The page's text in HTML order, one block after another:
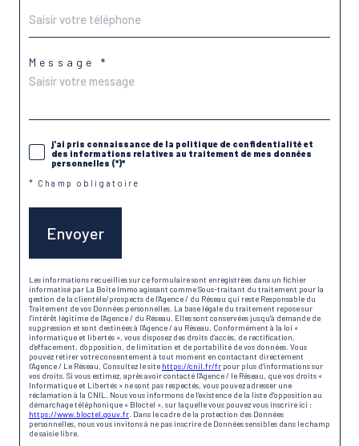
Message *
j'ai pris connaissance de la politique de confidentialité et
des informations relatives au traitement de mes données
personnelles (*)*
* Champ obligatoire
Envoyer
Les informations recueillies sur ce formulaire sont enregistrées dans un fichier
informatisé par La Boite Immo agissant comme Sous-traitant du traitement pour la
gestion de la clientèle/prospects de l'Agence / du Réseau qui reste Responsable du
Traitement de vos Données personnelles. La base légale du traitement repose sur
l'intérêt légitime de l'Agence / du Réseau. Elles sont conservées jusqu'à demande de
suppression et sont destinées à l'Agence / au Réseau. Conformément à la loi «
informatique et libertés », vous disposez des droits d’accès, de rectification,
d’effacement, d’opposition, de limitation et de portabilité de vos données. Vous
pouvez retirer votre consentement à tout moment en contactant directement
l’Agence / Le Réseau. Consultez le site https://cnil.fr/fr pour plus d’informations sur
vos droits. Si vous estimez, après avoir contacté l'Agence / le Réseau, que vos droits «
Informatique et Libertés » ne sont pas respectés, vous pouvez adresser une
réclamation à la CNIL. Nous vous informons de l’existence de la liste d'opposition au
démarchage téléphonique « Bloctel », sur laquelle vous pouvez vous inscrire ici :
https://www.bloctel.gouv.fr . Dans le cadre de la protection des Données
personnelles, nous vous invitons à ne pas inscrire de Données sensibles dans le champ
de saisie libre.